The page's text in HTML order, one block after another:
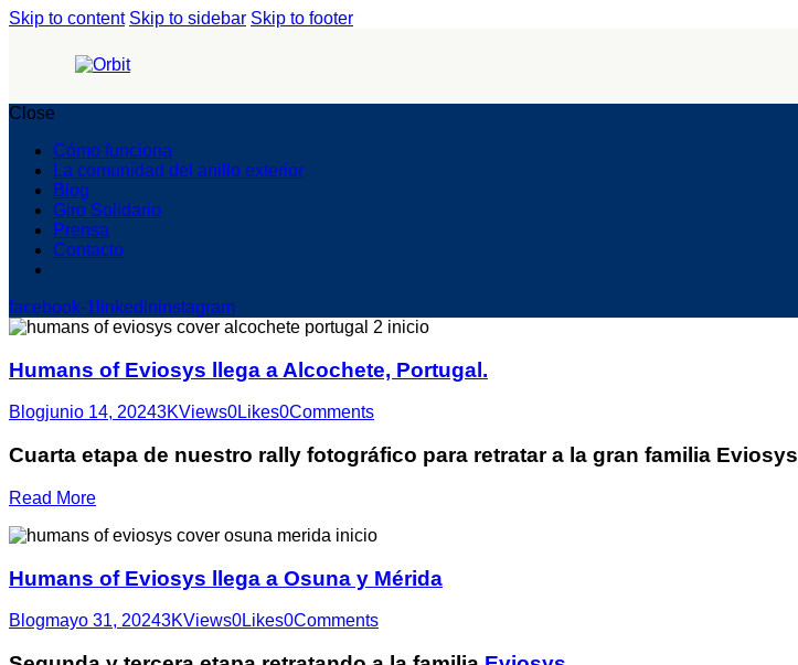
Skip to content Skip to sidebar Skip to footer
Close
Cómo funciona
La comunidad del anillo exterior
Blog
Giro Solidario
Prensa
Contacto
facebook-1 linkedininstagram
Humans of Eviosys llega a Alcochete, Portugal.
Blogjunio 14, 20243KViews0Likes0Comments
Cuarta etapa de nuestro rally fotográfico para retratar a la gran familia Eviosys
Read More
Humans of Eviosys llega a Osuna y Mérida
Blogmayo 31, 20243KViews0Likes0Comments